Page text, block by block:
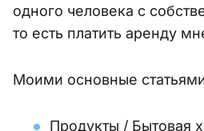
одного человека с
то есть платить аренду
Моими основные
Продукты / Бытовая